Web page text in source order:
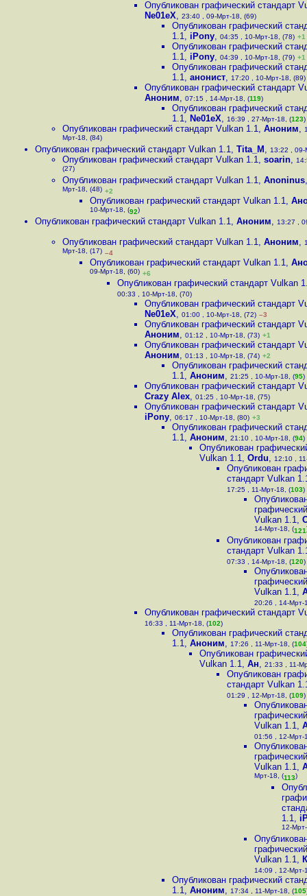
Опубликован графический стандарт
Ne01eX, 23:40 , 09-Мрт-18, (69)
Опубликован графический
1.1, iPony, 04:35 , 10-Мрт-18, (78) +1
Опубликован графический
1.1, iPony, 04:39 , 10-Мрт-18, (79) +1
Опубликован графический
1.1, анонист, 17:20 , 10-Мрт-18, (89)
Опубликован графический стандарт
Аноним, 07:15 , 14-Мрт-18, (119)
Опубликован графический
1.1, Ne01eX, 16:39 , 27-Мрт-18, (123)
Опубликован графический стандарт Vulkan 1.1, Аноним,
Мрт-18, (84)
Опубликован графический стандарт Vulkan 1.1, Tita_M , 13:22 , 09-
Опубликован графический стандарт Vulkan 1.1, soarin,
(27)
Опубликован графический стандарт Vulkan 1.1, Anoninus
Мрт-18, (48) +2
Опубликован графический стандарт Vulkan 1.1,
10-Мрт-18, (92)
Опубликован графический стандарт Vulkan 1.1, Аноним, 13:27 ,
Опубликован графический стандарт Vulkan 1.1, Аноним,
Мрт-18, (17) –4
Опубликован графический стандарт Vulkan 1.1,
09-Мрт-18, (60) +6
Опубликован графический стандарт Vulkan
00:33 , 10-Мрт-18, (70)
Опубликован графический стандарт
Ne01eX, 01:00 , 10-Мрт-18, (72) –3
Опубликован графический стандарт
Аноним, 01:12 , 10-Мрт-18, (73) +1
Опубликован графический стандарт
Аноним, 01:13 , 10-Мрт-18, (74) +2
Опубликован графический
1.1, Аноним, 21:25 , 10-Мрт-18, (95)
Опубликован графический стандарт
Crazy Alex, 01:25 , 10-Мрт-18, (75)
Опубликован графический стандарт
iPony, 06:17 , 10-Мрт-18, (80) +3
Опубликован графический
1.1, Аноним, 21:10 , 10-Мрт-18, (94)
Опубликован
Vulkan 1.1, Ordu, 12:10 ,
Опубликован
стандарт Vulkan
17:25 , 11-Мрт-18, (103)
Vulkan 1.1,
14-Мрт-18, (121
Опубликован
стандарт Vulkan
07:33 , 14-Мрт-18, (120)
Vulkan 1.1,
20:26 , 14-Мрт-
Опубликован графический стандарт
16:33 , 11-Мрт-18, (102)
Опубликован графический
1.1, Аноним, 17:26 , 11-Мрт-18, (104
Опубликован
Vulkan 1.1, Ан, 21:33 , 11-
Опубликован
стандарт Vulkan
01:29 , 12-Мрт-18, (109)
Vulkan 1.1,
01:56 , 12-Мрт-
Vulkan 1.1,
Мрт-18, (113)
1.1,
12-
Vulkan 1.1,
14:09 , 12-Мрт-
Опубликован графический
1.1, Аноним, 17:34 , 11-Мрт-18, (105